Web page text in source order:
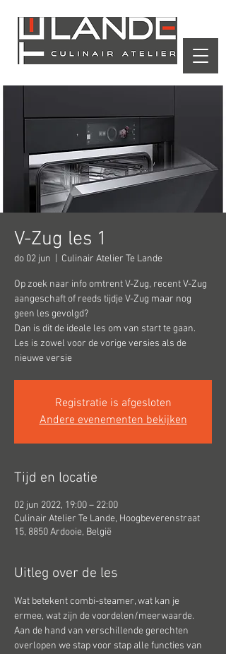
V-Zug les 1
do 02 jun Culinair Atelier Te Lande
Op zoek naar info omtrent V-Zug, recent V-Zug
aangeschaft of reeds tijdje V-Zug maar nog
geen les gevolgd?
Dan is dit de ideale les om van start te gaan.
Les is zowel voor de vorige versies als de
nieuwe versie
Registratie is afgesloten
Andere evenementen bekijken
Tijd en locatie
02 jun 2022, 19:00 – 22:00
Culinair Atelier Te Lande, Hoogbeverenstraat
15, 8850 Ardooie, België
Uitleg over de les
Wat betekent combi-steamer, wat kan je
ermee, wat zijn de voordelen/meerwaarde.
Aan de hand van verschillende gerechten
overlopen we stap voor stap alle functies van